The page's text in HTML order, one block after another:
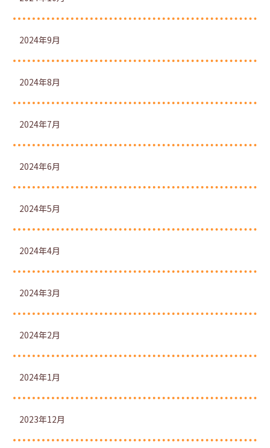
2024年9月
2024年8月
2024年7月
2024年6月
2024年5月
2024年4月
2024年3月
2024年2月
2024年1月
2023年12月